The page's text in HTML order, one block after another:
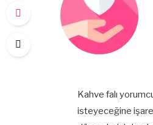
Kahve falı
isteyeceğine